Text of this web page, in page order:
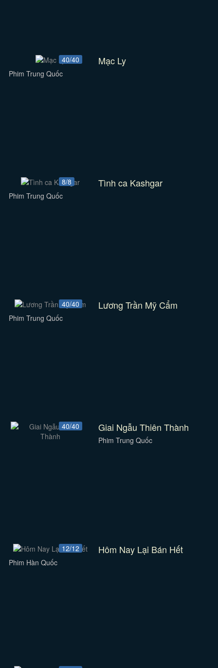
40/40 Mạc Ly
Phim Trung Quốc
8/8 Tình ca Kashgar
Phim Trung Quốc
40/40 Lương Trần Mỹ Cẩm
Phim Trung Quốc
40/40 Giai Ngẫu Thiên Thành
Phim Trung Quốc
12/12 Hôm Nay Lại Bán Hết
Phim Hàn Quốc